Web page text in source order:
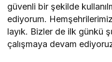
güvenli bir şekilde
ediyorum.
layık. Bizler de ilk günkü
çalışmaya devam